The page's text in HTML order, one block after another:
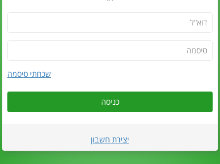
שכחתי סיסמה
כניסה
יצירת חשבון